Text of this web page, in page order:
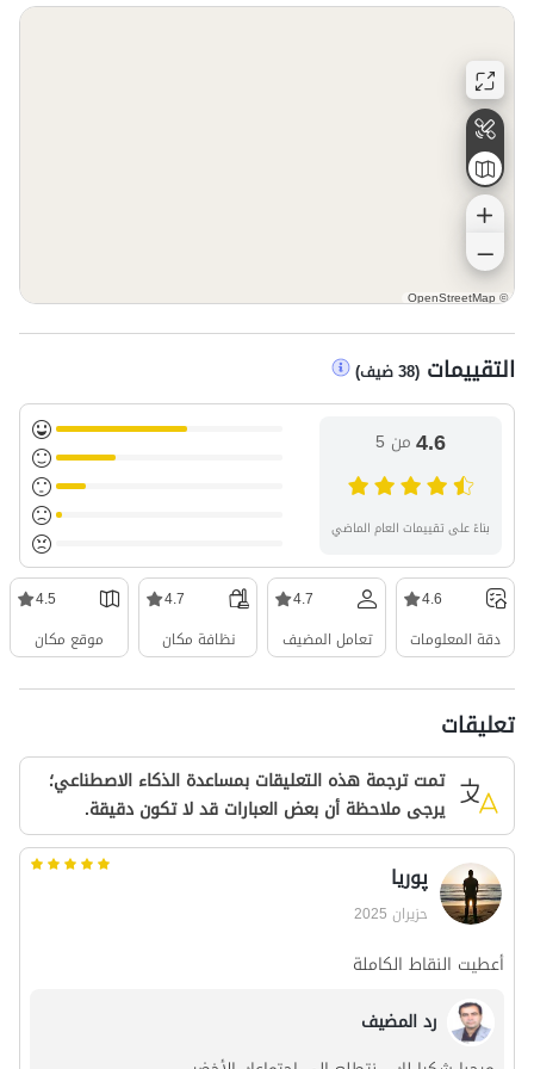
©
OpenStreetMap
التقييمات (
38ضيف)
4.6من 5
بناءً على تقييمات العام الماضي
4.6
دقة المعلومات
4.7
تعامل المضيف
4.7
نظافة مكان
4.5
موقع مكان
تعليقات
تمت ترجمة هذه التعليقات بمساعدة الذكاء الاصطناعي؛
يرجى ملاحظة أن بعض العبارات قد لا تكون دقيقة.
پوریا
حزيران 2025
أعطيت النقاط الكاملة
رد المضيف